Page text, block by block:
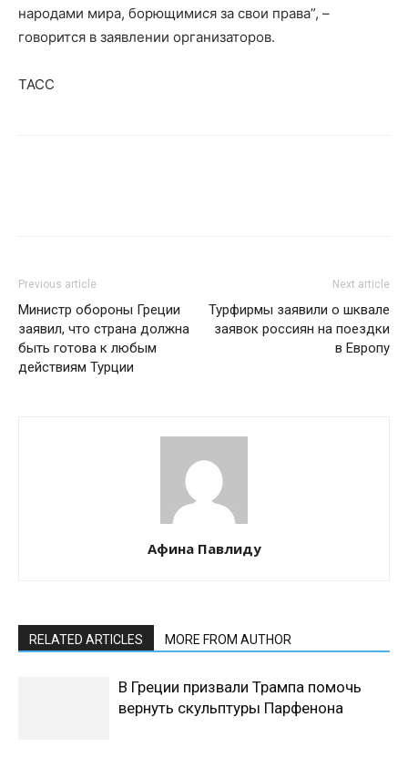
народами мира, борющимися за свои права”, –
говорится в заявлении организаторов.
ТАСС
Previous article
Министр обороны Греции
заявил, что страна должна
быть готова к любым
действиям Турции
Next article
Турфирмы заявили о шквале
заявок россиян на поездки
в Европу
Афина Павлиду
RELATED ARTICLES MORE FROM AUTHOR
В Греции призвали Трампа помочь
вернуть скульптуры Парфенона